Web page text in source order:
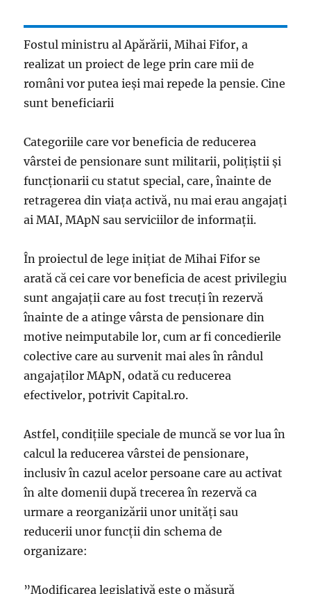
Fostul ministru al Apărării, Mihai Fifor, a
realizat un proiect de lege prin care mii de
români vor putea ieși mai repede la pensie. Cine
sunt beneficiarii
Categoriile care vor beneficia de reducerea
vârstei de pensionare sunt militarii, polițiștii și
funcționarii cu statut special, care, înainte de
retragerea din viața activă, nu mai erau angajați
ai MAI, MApN sau serviciilor de informații.
În proiectul de lege inițiat de Mihai Fifor se
arată că cei care vor beneficia de acest privilegiu
sunt angajații care au fost trecuți în rezervă
înainte de a atinge vârsta de pensionare din
motive neimputabile lor, cum ar fi concedierile
colective care au survenit mai ales în rândul
angajaților MApN, odată cu reducerea
efectivelor, potrivit Capital.ro.
Astfel, condițiile speciale de muncă se vor lua în
calcul la reducerea vârstei de pensionare,
inclusiv în cazul acelor persoane care au activat
în alte domenii după trecerea în rezervă ca
urmare a reorganizării unor unități sau
reducerii unor funcții din schema de
organizare:
”Modificarea legislativă este o măsură